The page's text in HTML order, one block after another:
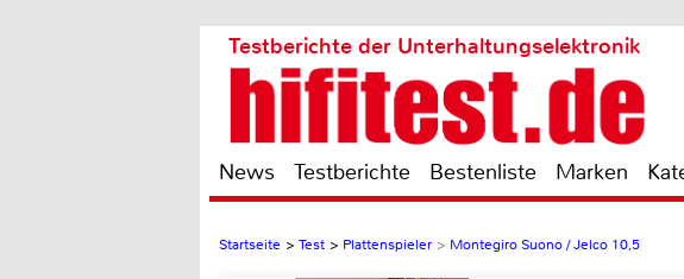
Testberichte der Unterhaltungselektronik
News Testberichte Bestenliste Marken
Startseite > Test > Plattenspieler > Montegiro Suono / Jelco 10,5